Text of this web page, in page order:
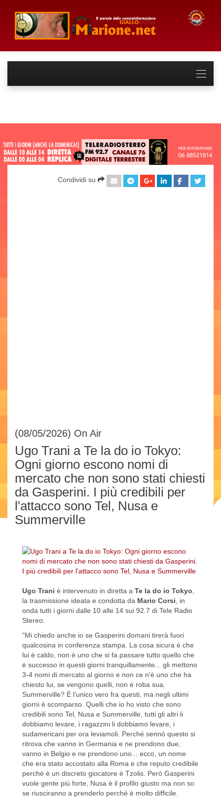
Condividi su
(08/05/2026) On Air
Ugo Trani a Te la do io Tokyo:
Ogni giorno escono nomi di
mercato che non sono stati chiesti
da Gasperini. I più credibili per
l'attacco sono Tel, Nusa e
Summerville
Ugo Trani è intervenuto in diretta a Te la do io Tokyo,
la trasmissione ideata e condotta da Mario Corsi, in
onda tutti i giorni dalle 10 alle 14 sui 92.7 di Tele Radio
Stereo.
"Mi chiedo anche io se Gasperini domani tirerà fuori
qualcosina in conferenza stampa. La cosa sicura è che
lui è caldo, non è uno che si fa passare tutto quello che
è successo in questi giorni tranquillamente... gli mettono
3-4 nomi di mercato al giorno e non ce n'è uno che ha
chiesto lui, se vengono quelli, non è roba sua.
Summerville? È l'unico vero fra questi, ma negli ultimi
giorni è scomparso. Quelli che io ho visto che sono
credibili sono Tel, Nusa e Summerville, tutti gli altri li
dobbiamo levare, i ragazzini li dobbiamo levare, i
sudamericani per ora leviamoli. Perché sennò questo si
ritrova che vanno in Germania e ne prendono due,
vanno in Belgio e ne prendono uno... ecco, un nome
che era stato accostato alla Roma e che reputo credibile
perché è un discreto giocatore è Tzolis. Però Gasperini
vuole gente più forte, Nusa è il profilo giusto ma non so
se riusciranno a prenderlo perché è molto difficile.